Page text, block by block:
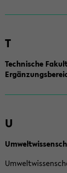
T
Technische
U